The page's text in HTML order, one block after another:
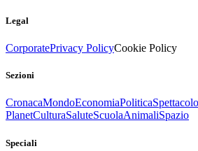
Legal
CorporatePrivacy PolicyCookie Policy
Sezioni
CronacaMondoEconomiaPoliticaSpettacolo
PlanetCulturaSaluteScuolaAnimaliSpazio
Speciali